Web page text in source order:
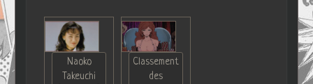
Naoko
Takeuchi
Classement
des